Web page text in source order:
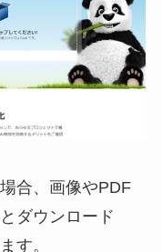
合、画像やPDF
ダウンロード
す。